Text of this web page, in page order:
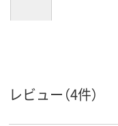
レビュー（4件）